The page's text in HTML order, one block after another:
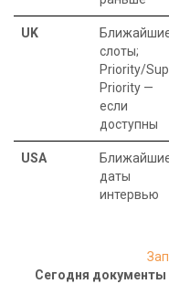
UK
слоты;
Priority/
Priority —
если
доступны
USA
даты
интервью
Сегодня